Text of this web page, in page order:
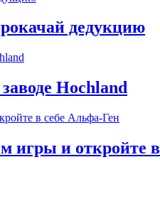
дедукцию
Hochland
игры и откройте